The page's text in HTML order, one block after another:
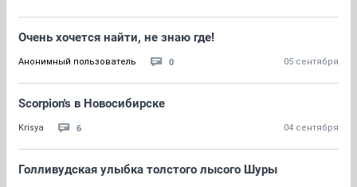
Очень хочется найти, не знаю где!
Анонимный пользователь 0 05 сентября
Scorpion's в Новосибирске
Krisya 6 04 сентября
Голливудская улыбка толстого лысого Шуры